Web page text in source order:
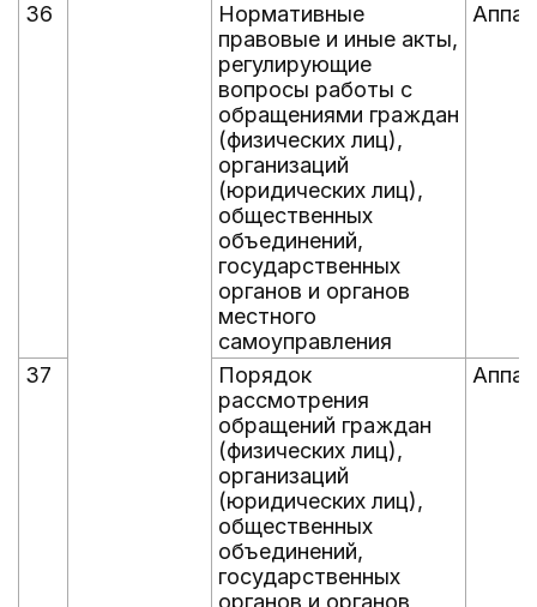
36
Нормативные
правовые и иные акты,
регулирующие
вопросы работы с
обращениями граждан
(физических лиц),
организаций
(юридических лиц),
общественных
объединений,
государственных
органов и органов
местного
самоуправления
37
Порядок
рассмотрения
обращений граждан
(физических лиц),
организаций
(юридических лиц),
общественных
объединений,
государственных
органов и органов